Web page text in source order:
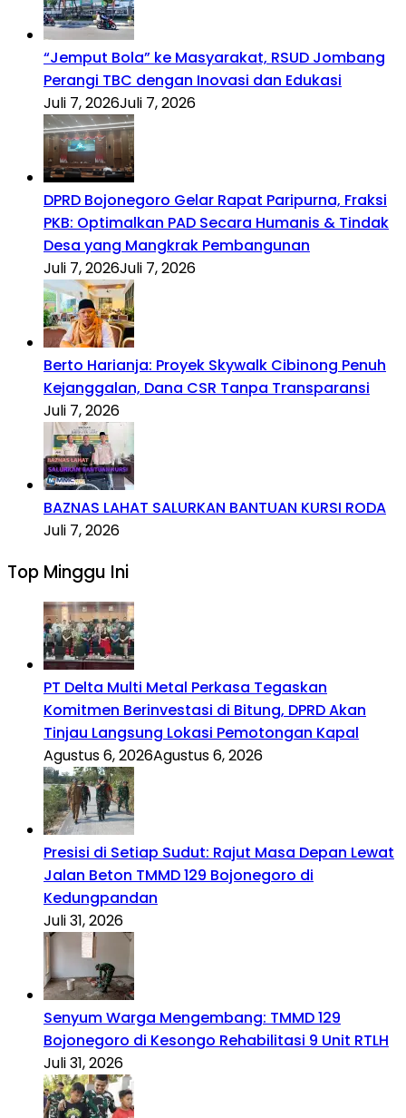
“Jemput Bola” ke Masyarakat, RSUD Jombang
Perangi TBC dengan Inovasi dan Edukasi
Juli 7, 2026Juli 7, 2026
DPRD Bojonegoro Gelar Rapat Paripurna, Fraksi
PKB: Optimalkan PAD Secara Humanis & Tindak
Desa yang Mangkrak Pembangunan
Juli 7, 2026Juli 7, 2026
Berto Harianja: Proyek Skywalk Cibinong Penuh
Kejanggalan, Dana CSR Tanpa Transparansi
Juli 7, 2026
BAZNAS LAHAT SALURKAN BANTUAN KURSI RODA
Juli 7, 2026
Top Minggu Ini
PT Delta Multi Metal Perkasa Tegaskan
Komitmen Berinvestasi di Bitung, DPRD Akan
Tinjau Langsung Lokasi Pemotongan Kapal
Agustus 6, 2026Agustus 6, 2026
Presisi di Setiap Sudut: Rajut Masa Depan Lewat
Jalan Beton TMMD 129 Bojonegoro di
Kedungpandan
Juli 31, 2026
Senyum Warga Mengembang: TMMD 129
Bojonegoro di Kesongo Rehabilitasi 9 Unit RTLH
Juli 31, 2026